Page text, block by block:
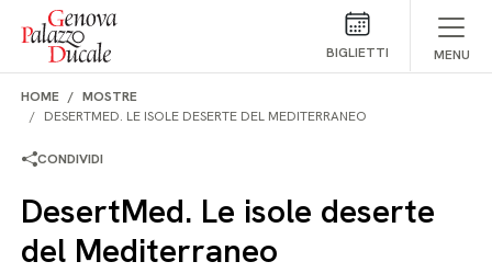
Salta al contenuto
BIGLIETTI MENU
HOME
MOSTRE
DESERTMED. LE ISOLE DESERTE DEL MEDITERRANEO
CONDIVIDI
DesertMed. Le isole deserte
del Mediterraneo